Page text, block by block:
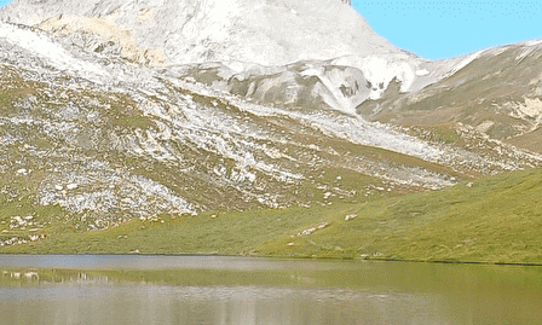
Exporter les lignes sélectionnées
Exporter toutes les colonnes
Exporter uniquement les colonnes affichées
Menu
<
>
Présentation
Nos ABR
Agenda Raquettes
Agenda Randonnées
Sorties en refuge
Infos urgentes